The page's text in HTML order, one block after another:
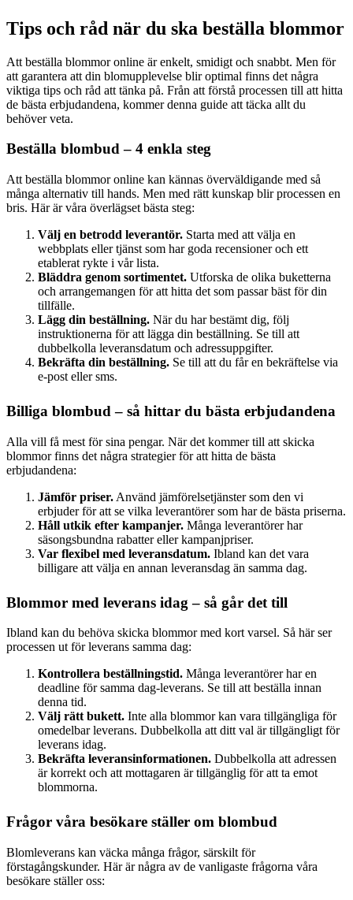
Tips och råd när du ska beställa blommor
Att beställa blommor online är enkelt, smidigt och snabbt. Men för
att garantera att din blomupplevelse blir optimal finns det några
viktiga tips och råd att tänka på. Från att förstå processen till att hitta
de bästa erbjudandena, kommer denna guide att täcka allt du
behöver veta.
Beställa blombud – 4 enkla steg
Att beställa blommor online kan kännas överväldigande med så
många alternativ till hands. Men med rätt kunskap blir processen en
bris. Här är våra överlägset bästa steg:
Välj en betrodd leverantör. Starta med att välja en
webbplats eller tjänst som har goda recensioner och ett
etablerat rykte i vår lista.
Bläddra genom sortimentet. Utforska de olika buketterna
och arrangemangen för att hitta det som passar bäst för din
tillfälle.
Lägg din beställning. När du har bestämt dig, följ
instruktionerna för att lägga din beställning. Se till att
dubbelkolla leveransdatum och adressuppgifter.
Bekräfta din beställning. Se till att du får en bekräftelse via
e-post eller sms.
Billiga blombud – så hittar du bästa erbjudandena
Alla vill få mest för sina pengar. När det kommer till att skicka
blommor finns det några strategier för att hitta de bästa
erbjudandena:
Jämför priser. Använd jämförelsetjänster som den vi
erbjuder för att se vilka leverantörer som har de bästa priserna.
Håll utkik efter kampanjer. Många leverantörer har
säsongsbundna rabatter eller kampanjpriser.
Var flexibel med leveransdatum. Ibland kan det vara
billigare att välja en annan leveransdag än samma dag.
Blommor med leverans idag – så går det till
Ibland kan du behöva skicka blommor med kort varsel. Så här ser
processen ut för leverans samma dag:
Kontrollera beställningstid. Många leverantörer har en
deadline för samma dag-leverans. Se till att beställa innan
denna tid.
Välj rätt bukett. Inte alla blommor kan vara tillgängliga för
omedelbar leverans. Dubbelkolla att ditt val är tillgängligt för
leverans idag.
Bekräfta leveransinformationen. Dubbelkolla att adressen
är korrekt och att mottagaren är tillgänglig för att ta emot
blommorna.
Frågor våra besökare ställer om blombud
Blomleverans kan väcka många frågor, särskilt för
förstagångskunder. Här är några av de vanligaste frågorna våra
besökare ställer oss: